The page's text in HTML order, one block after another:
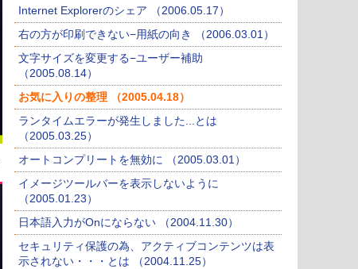
Internet Explorerのシェア （2006.05.17）
右の方が印刷できない−用紙の向き （2006.03.01）
文字サイズを変更する−ユーザー補助
（2005.08.14）
お気に入りの整理 （2005.04.18）
ランタイムエラーが発生しました...とは
（2005.03.25）
オートコンプリートを無効に （2005.03.01）
イメージツールバーを表示しないように
（2005.01.23）
日本語入力がOnにならない （2004.11.30）
セキュリティ保護の為、アクティブコンテンツは表
示されない・・・とは （2004.11.25）